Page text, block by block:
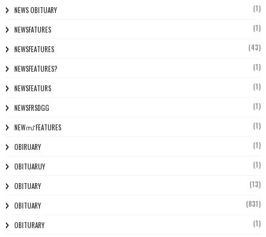
NEWS OBITUARY (1)
NEWSFATURES (1)
NEWSFEATURES (43)
NEWSFEATURES? (1)
NEWSFEATURS (1)
NEWSFRSDGG (1)
NEWസ് FEATURES (1)
OBIRUARY (1)
OBITUARUY (1)
OBITUARY (13)
OBITUARY (831)
OBITURARY (1)